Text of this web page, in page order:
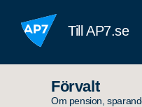
Hoppa till innehållet
Till AP7.se
Förvalt
Om pension,